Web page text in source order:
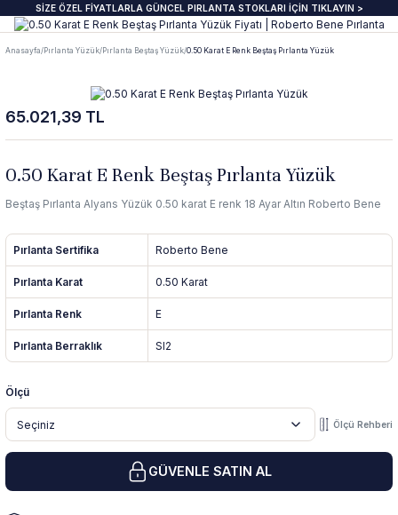
SİZE ÖZEL FİYATLARLA GÜNCEL PIRLANTA STOKLARI İÇİN TIKLAYIN >
Anasayfa Pırlanta Yüzük Pırlanta Beştaş Yüzük 0.50 Karat E Renk Beştaş Pırlanta Yüzük
65.021,39 TL
0.50 Karat E Renk Beştaş Pırlanta Yüzük
Beştaş Pırlanta Alyans Yüzük 0.50 karat E renk 18 Ayar Altın Roberto Bene
Pırlanta Sertifika Roberto Bene
Pırlanta Karat 0.50 Karat
Pırlanta Renk E
Pırlanta Berraklık SI2
Ölçü
Ölçü Rehberi
GÜVENLE SATIN AL
Geri Dön
Yüzükler GIA & HRD
Pırlanta Tektaş Yüzük
Tektaş
Geri Dön
Yüzük
Pırlanta Tria Yüzük
Taşlı Yüzük
Yüzük
Yüzük
Yüzük
Geri Dön
Kolye
Taşlı Kolye
Pırlanta Setler
İnci Kolye
Kolye
Kolye
Geri Dön
Küpe
Küpe
Taşlı Küpe
İnci küpe
Küpe
Geri Dön
Bileklik
Taşlı Bileklik
Set Bileklikler
Bileklik
Geri Dön
Geri Dön
Geri Dön